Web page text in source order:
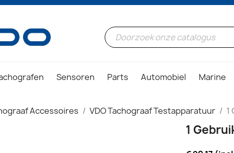
Sensoren Parts Automobiel Marine
Accessoires VDO Tachograaf Testapparatuur 1
1